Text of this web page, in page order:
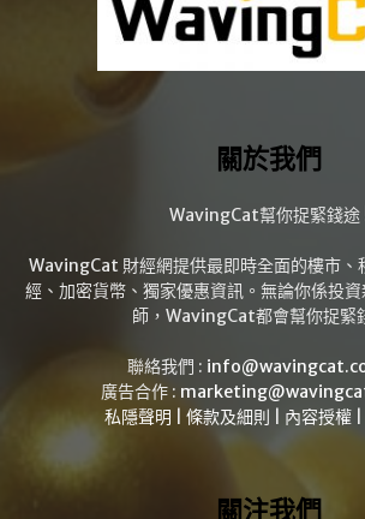
關於我們
WavingCat幫你捉緊錢途
WavingCat 財經網提供最即時全面的樓市、
經、加密貨幣、獨家優惠資訊。無論你係投
師，WavingCat都會幫你捉緊
聯絡我們 :
廣告合作 :
私隱聲明
條款及細則 內容授權
關注我們